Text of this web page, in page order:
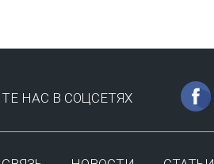
НАС В СОЦСЕТЯХ